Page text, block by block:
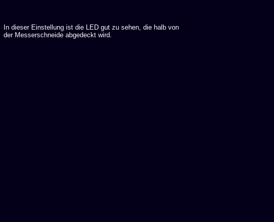
In dieser Einstellung ist die LED gut zu sehen, die halb von
der Messerschneide abgedeckt wird.